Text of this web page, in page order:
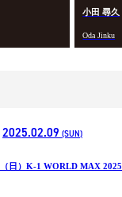
小田 尋久
Oda Jinku
2025.02.09 (SUN)
日）K-1 WORLD MAX 2025